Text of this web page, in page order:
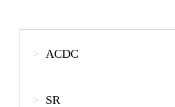
ACDC
SR
>
>